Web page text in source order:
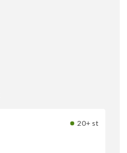
20+ st